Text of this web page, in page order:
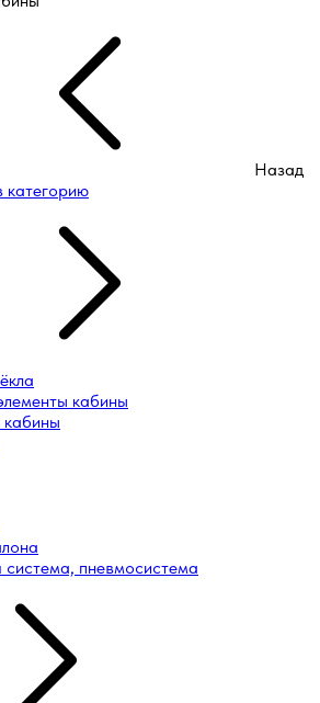
Назад
категорию
кабины
система, пневмосистема